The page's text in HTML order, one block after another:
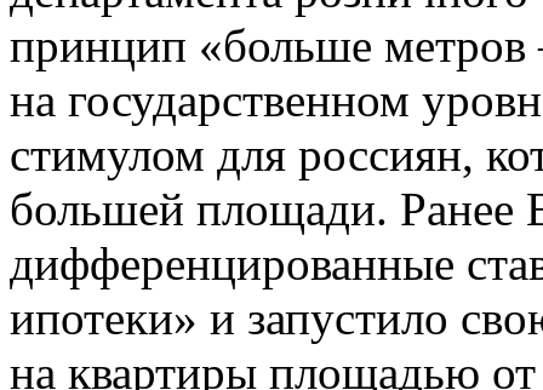
принцип «больше
на государственном
стимулом для россиян,
большей площади. Ранее
дифференцированные
ипотеки» и запустило
на квартиры площадью